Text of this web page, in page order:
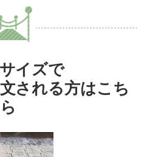
イズで
される方はこち
ら